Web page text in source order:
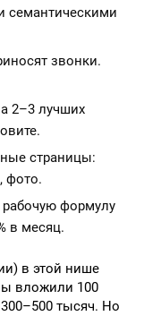
семантическими
звонки.
2–3 лучших
страницы:
фото.
рабочую формулу
в месяц.
в этой нише
вложили 100
тысяч. Но